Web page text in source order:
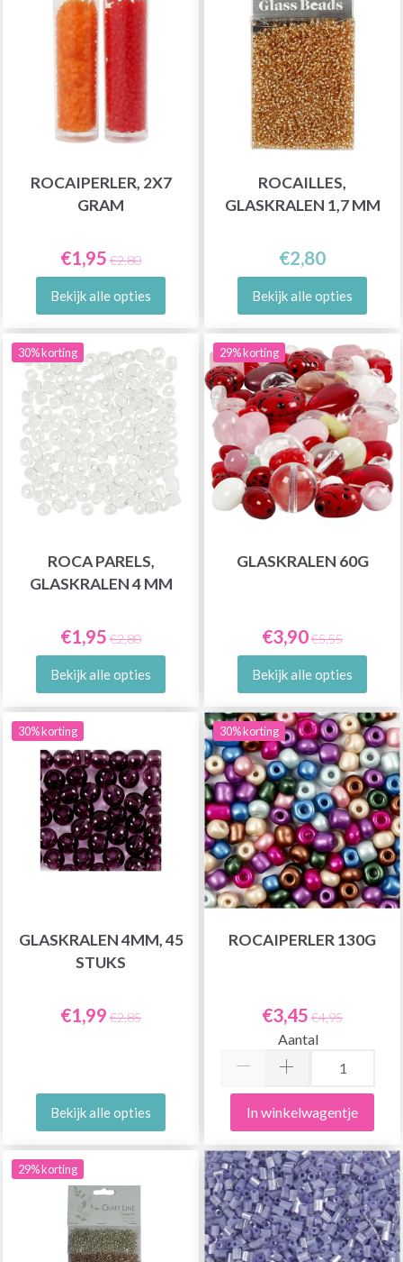
ROCAIPERLER, 2X7
GRAM
€1,95 €2,80
Bekijk alle opties
ROCAILLES,
GLASKRALEN 1,7 MM
€2,80
Bekijk alle opties
30% korting
ROCA PARELS,
GLASKRALEN 4 MM
€1,95 €2,80
Bekijk alle opties
29% korting
GLASKRALEN 60G
€3,90€5,55
Bekijk alle opties
30% korting
GLASKRALEN 4MM, 45
STUKS
€1,99 €2,85
Bekijk alle opties
30% korting
ROCAIPERLER 130G
€3,45 €4,95
Aantal
In winkelwagentje
29% korting